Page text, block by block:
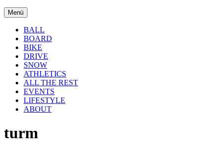
Menü
BALL
BOARD
BIKE
DRIVE
SNOW
ATHLETICS
ALL THE REST
EVENTS
LIFESTYLE
ABOUT
turm